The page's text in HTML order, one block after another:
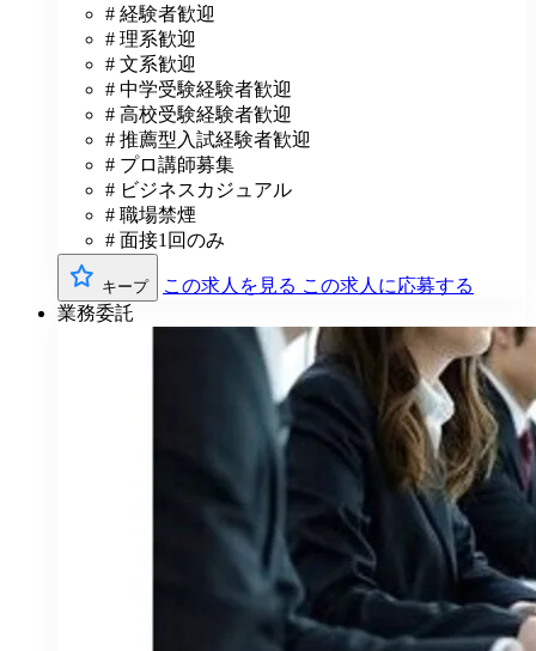
# 経験者歓迎
# 理系歓迎
# 文系歓迎
# 中学受験経験者歓迎
# 高校受験経験者歓迎
# 推薦型入試経験者歓迎
# プロ講師募集
# ビジネスカジュアル
# 職場禁煙
# 面接1回のみ
キープ この求人を見る この求人に応募する
業務委託